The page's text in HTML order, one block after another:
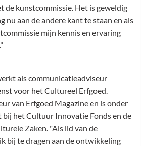
de kunstcommissie. Het is geweldig
nu aan de andere kant te staan en als
mijn kennis en ervaring
als communicatieadviseur
voor het Cultureel Erfgoed.
van Erfgoed Magazine en is onder
bij het Cultuur Innovatie Fonds en de
Zaken. "Als lid van de
bij te dragen aan de ontwikkeling